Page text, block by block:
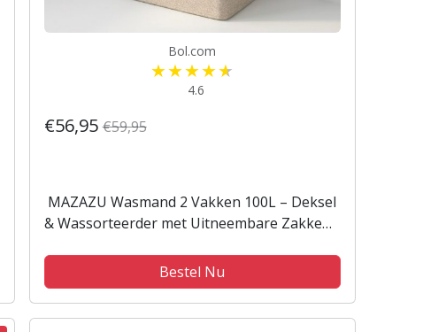
Bol.com
4.6
€56,95€59,95
MAZAZU Wasmand 2 Vakken 100L – Deksel
& Wassorteerder met Uitneembare Zakken -
Bestel Nu